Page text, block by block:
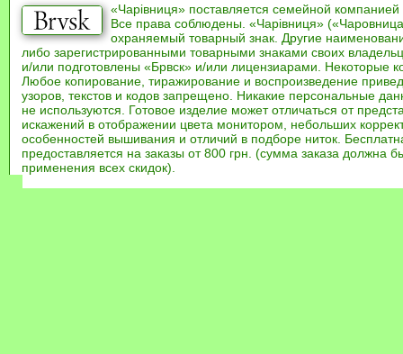
«Чарівниця» поставляется семейной компанией
Все права соблюдены. «Чарівниця»
охраняемый товарный знак. Другие
либо зарегистрированными товарными знаками своих
и/или подготовлены «Брвск» и/или лицензиарами. Некоторые
Любое копирование, тиражирование и воспроизведение
узоров, текстов и кодов запрещено. Никакие персональные
не используются. Готовое изделие может отличаться от
искажений в отображении цвета монитором, небольших
особенностей вышивания и отличий в подборе ниток.
предоставляется на заказы от 800 грн. (сумма заказа должна
применения всех скидок).